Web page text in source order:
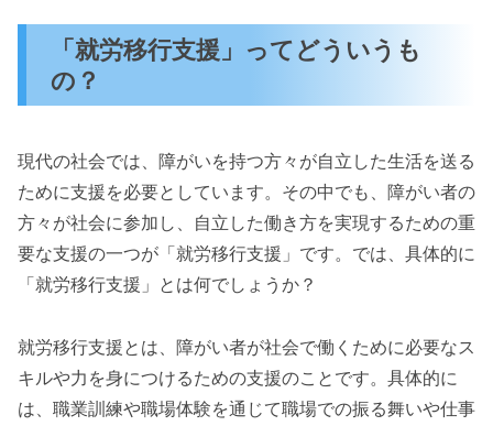
「就労移行支援」ってどういうも
の？
現代の社会では、障がいを持つ方々が自立した生活を送る
ために支援を必要としています。その中でも、障がい者の
方々が社会に参加し、自立した働き方を実現するための重
要な支援の一つが「就労移行支援」です。では、具体的に
「就労移行支援」とは何でしょうか？
就労移行支援とは、障がい者が社会で働くために必要なス
キルや力を身につけるための支援のことです。具体的に
は、職業訓練や職場体験を通じて職場での振る舞いや仕事